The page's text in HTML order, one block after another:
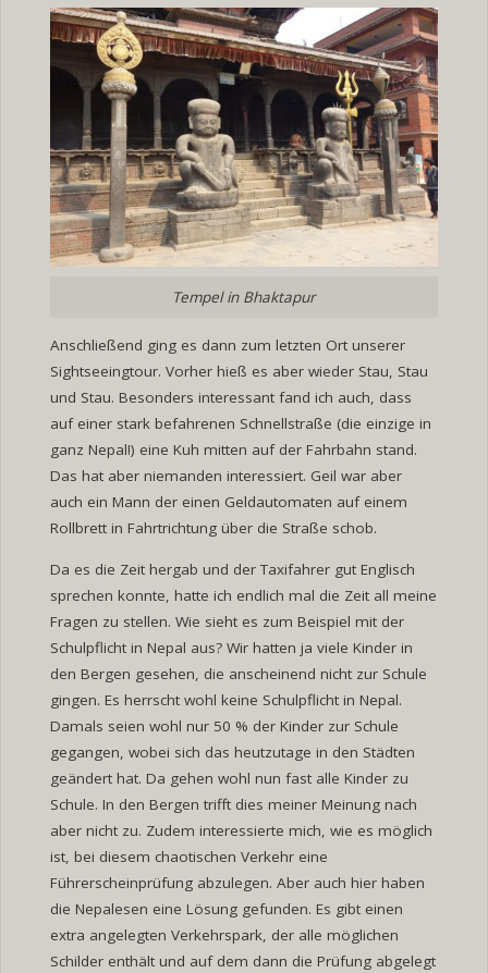
Tempel in Bhaktapur
Anschließend ging es dann zum letzten Ort unserer
Sightseeingtour. Vorher hieß es aber wieder Stau, Stau
und Stau. Besonders interessant fand ich auch, dass
auf einer stark befahrenen Schnellstraße (die einzige in
ganz Nepal!) eine Kuh mitten auf der Fahrbahn stand.
Das hat aber niemanden interessiert. Geil war aber
auch ein Mann der einen Geldautomaten auf einem
Rollbrett in Fahrtrichtung über die Straße schob.
Da es die Zeit hergab und der Taxifahrer gut Englisch
sprechen konnte, hatte ich endlich mal die Zeit all meine
Fragen zu stellen. Wie sieht es zum Beispiel mit der
Schulpflicht in Nepal aus? Wir hatten ja viele Kinder in
den Bergen gesehen, die anscheinend nicht zur Schule
gingen. Es herrscht wohl keine Schulpflicht in Nepal.
Damals seien wohl nur 50 % der Kinder zur Schule
gegangen, wobei sich das heutzutage in den Städten
geändert hat. Da gehen wohl nun fast alle Kinder zu
Schule. In den Bergen trifft dies meiner Meinung nach
aber nicht zu. Zudem interessierte mich, wie es möglich
ist, bei diesem chaotischen Verkehr eine
Führerscheinprüfung abzulegen. Aber auch hier haben
die Nepalesen eine Lösung gefunden. Es gibt einen
extra angelegten Verkehrspark, der alle möglichen
Schilder enthält und auf dem dann die Prüfung abgelegt